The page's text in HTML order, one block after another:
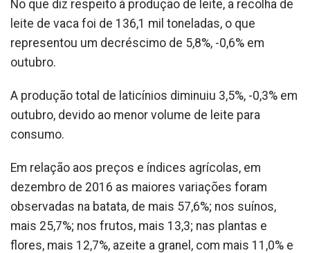
No que diz respeito à produção de leite, a recolha de
leite de vaca foi de 136,1 mil toneladas, o que
representou um decréscimo de 5,8%, -0,6% em
outubro.
A produção total de laticínios diminuiu 3,5%, -0,3% em
outubro, devido ao menor volume de leite para
consumo.
Em relação aos preços e índices agrícolas, em
dezembro de 2016 as maiores variações foram
observadas na batata, de mais 57,6%; nos suínos,
mais 25,7%; nos frutos, mais 13,3; nas plantas e
flores, mais 12,7%, azeite a granel, com mais 11,0% e